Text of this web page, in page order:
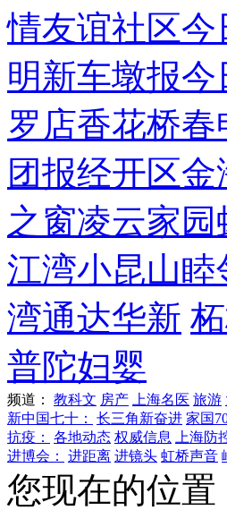
情友谊社区今
明新车墩报今
罗店香花桥春
团报经开区金
之窗凌云家园
江湾小昆山睦
湾通达华新
普陀妇婴
频道： 教科文 房产 上海名医 旅游
新中国七十：
长三角新奋进 家国
抗疫：
各地动态 权威信息 上海防
进博会：
进距离 进镜头 虹桥声音
您现在的位